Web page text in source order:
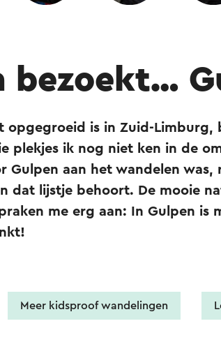
bezoekt…
opgegroeid is in Zuid-Limburg,
plekjes ik nog niet ken in de
Gulpen aan het wandelen was,
dat lijstje behoort. De mooie
me erg aan: In Gulpen is
Meer kidsproof wandelingen